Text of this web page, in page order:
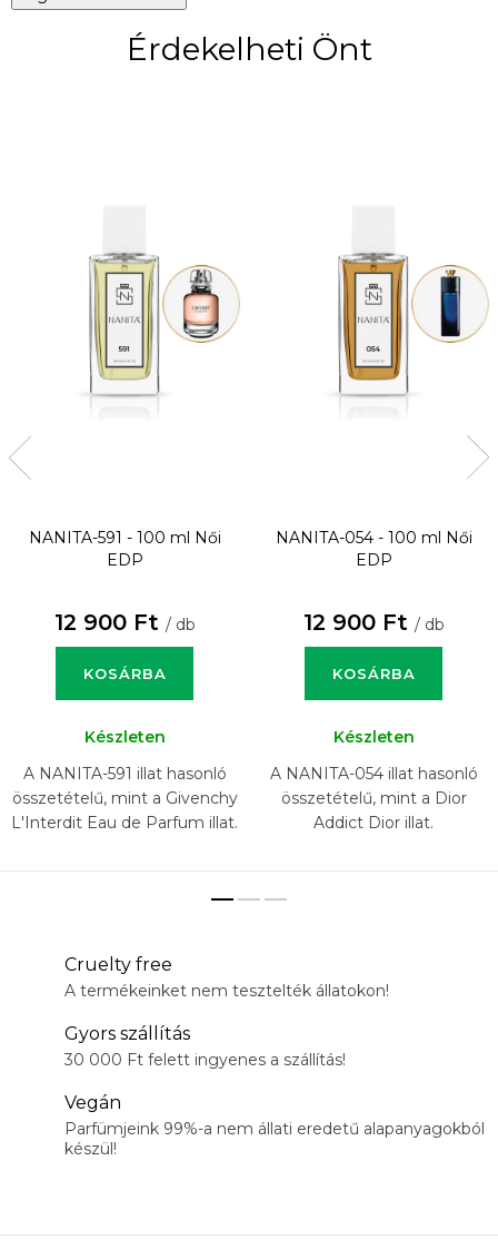
Érdekelheti Önt
NANITA-591 - 100 ml
Női
EDP
12 900 Ft / db
KOSÁRBA
Készleten
A NANITA-591 illat hasonló
összetételű, mint a Givenchy
L'Interdit Eau de Parfum illat.
NANITA-054 - 100 ml
Női
EDP
12 900 Ft / db
KOSÁRBA
Készleten
A NANITA-054 illat hasonló
összetételű, mint a Dior
Addict Dior illat.
Cruelty free
A termékeinket nem tesztelték állatokon!
Gyors szállítás
30 000 Ft felett ingyenes a szállítás!
Vegán
Parfümjeink 99%-a nem állati eredetű alapanyagokból
készül!